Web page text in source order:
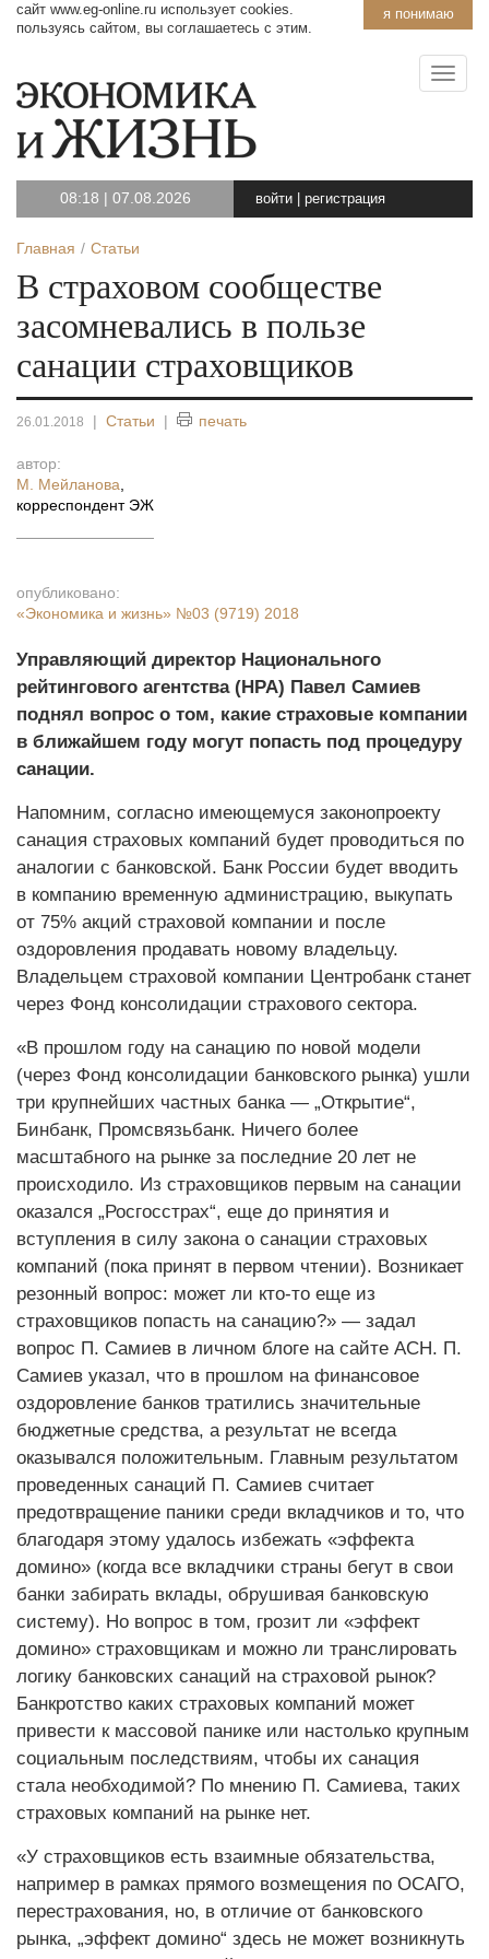
я понимаю
сайт www.eg-online.ru использует cookies.
пользуясь сайтом, вы соглашаетесь с этим.
08:18 | 07.08.2026 войти регистрация
Главная Статьи
В страховом сообществе
засомневались в пользе
санации страховщиков
26.01.2018 | Статьи | печать
автор:
М. Мейланова
корреспондент ЭЖ
опубликовано:
«Экономика и жизнь» №03 (9719) 2018
Управляющий директор Национального
рейтингового агентства (НРА) Павел Самиев
поднял вопрос о том, какие страховые компании
в ближайшем году могут попасть под процедуру
санации.
Напомним, согласно имеющемуся законопроекту
санация страховых компаний будет проводиться по
аналогии с банковской. Банк России будет вводить
в компанию временную администрацию, выкупать
от 75% акций страховой компании и после
оздоровления продавать новому владельцу.
Владельцем страховой компании Центробанк станет
через Фонд консолидации страхового сектора.
«В прошлом году на санацию по новой модели
(через Фонд консолидации банковского рынка) ушли
три крупнейших частных банка — „Открытие“,
Бинбанк, Промсвязьбанк. Ничего более
масштабного на рынке за последние 20 лет не
происходило. Из страховщиков первым на санации
оказался „Росгосстрах“, еще до принятия и
вступления в силу закона о санации страховых
компаний (пока принят в первом чтении). Возникает
резонный вопрос: может ли кто-то еще из
страховщиков попасть на санацию?» — задал
вопрос П. Самиев в личном блоге на сайте АСН. П.
Самиев указал, что в прошлом на финансовое
оздоровление банков тратились значительные
бюджетные средства, а результат не всегда
оказывался положительным. Главным результатом
проведенных санаций П. Самиев считает
предотвращение паники среди вкладчиков и то, что
благодаря этому удалось избежать «эффекта
домино» (когда все вкладчики страны бегут в свои
банки забирать вклады, обрушивая банковскую
систему). Но вопрос в том, грозит ли «эффект
домино» страховщикам и можно ли транслировать
логику банковских санаций на страховой рынок?
Банкротство каких страховых компаний может
привести к массовой панике или настолько крупным
социальным последствиям, чтобы их санация
стала необходимой? По мнению П. Самиева, таких
страховых компаний на рынке нет.
«У страховщиков есть взаимные обязательства,
например в рамках прямого возмещения по ОСАГО,
перестрахования, но, в отличие от банковского
рынка, „эффект домино“ здесь не может возникнуть